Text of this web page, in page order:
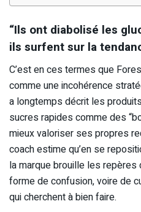
“Ils ont diabolisé les
ils surfent sur la
C’est en ces termes que
comme une incohérence
a longtemps décrit les
sucres rapides comme des
mieux valoriser ses propres
coach estime qu’en se
la marque brouille les
forme de confusion, voire de
qui cherchent à bien faire.